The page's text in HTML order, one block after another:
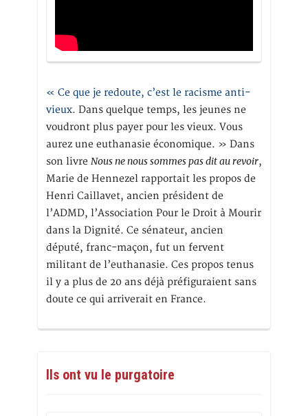
« Ce que je redoute, c’est le racisme anti-
vieux. Dans quelque temps, les jeunes ne
voudront plus payer pour les vieux. Vous
aurez une euthanasie économique. » Dans
son livre Nous ne nous sommes pas dit au revoir,
Marie de Hennezel rapportait les propos de
Henri Caillavet, ancien président de
l’ADMD, l’Association Pour le Droit à Mourir
dans la Dignité. Ce sénateur, ancien
député, franc-maçon, fut un fervent
militant de l’euthanasie. Ces propos tenus
il y a plus de 20 ans déjà préfiguraient sans
doute ce qui arriverait en France.
Ils ont vu le purgatoire